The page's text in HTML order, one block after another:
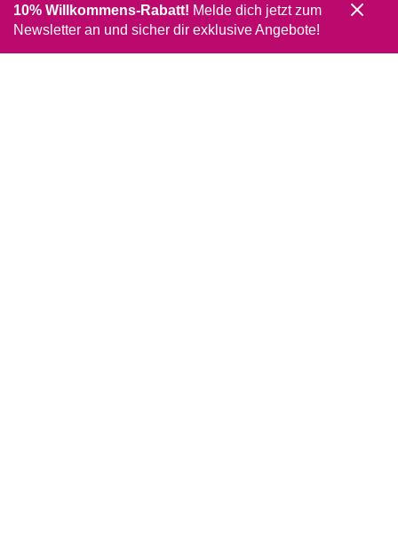
10% Willkommens-Rabatt! Melde dich jetzt zum
Newsletter an und sicher dir exklusive Angebote!